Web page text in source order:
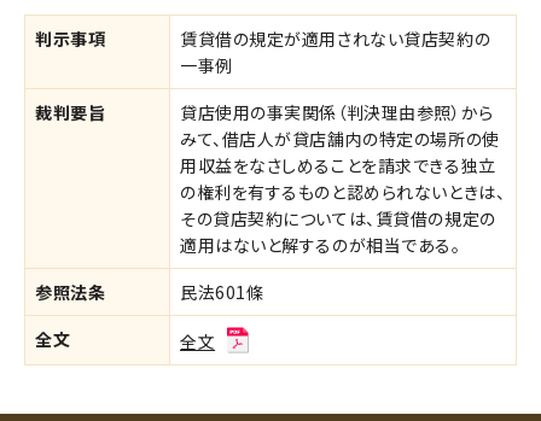
判示事項
賃貸借の規定が適用されない貸店契約の
一事例
裁判要旨
貸店使用の事実関係（判決理由参照）から
みて、借店人が貸店舗内の特定の場所の使
用収益をなさしめることを請求できる独立
の権利を有するものと認められないときは、
その貸店契約については、賃貸借の規定の
適用はないと解するのが相当である。
参照法条
民法601條
全文
全文